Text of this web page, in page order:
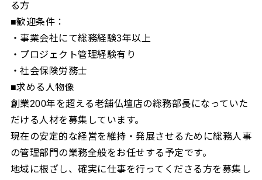
る方
■歓迎条件：
・事業会社にて総務経験3年以上
・プロジェクト管理経験有り
・社会保険労務士
■求める人物像
創業200年を超える老舗仏壇店の総務部長になっていた
だける人材を募集しています。
現在の安定的な経営を維持・発展させるために総務人事
の管理部門の業務全般をお任せする予定です。
地域に根ざし、確実に仕事を行ってくださる方を募集し